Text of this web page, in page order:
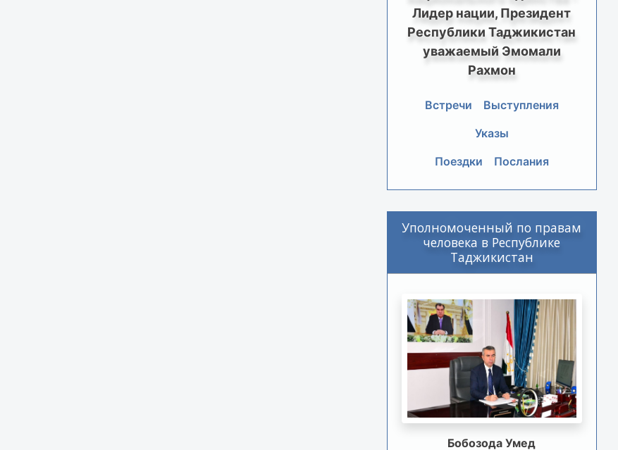
Лидер нации, Президент
Республики Таджикистан
уважаемый Эмомали
Рахмон
Встречи
Выступления
Указы
Поездки
Послания
Уполномоченный по правам
человека в Республике
Таджикистан
Бобозода Умед